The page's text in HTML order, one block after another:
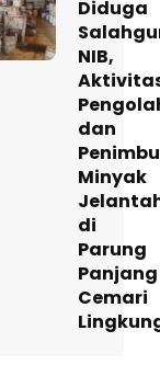
Diduga
NIB,
dan
Minyak
di
Parung
Panjang
Cemari